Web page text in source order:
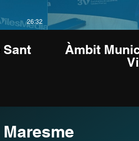
26:32
Àmbit